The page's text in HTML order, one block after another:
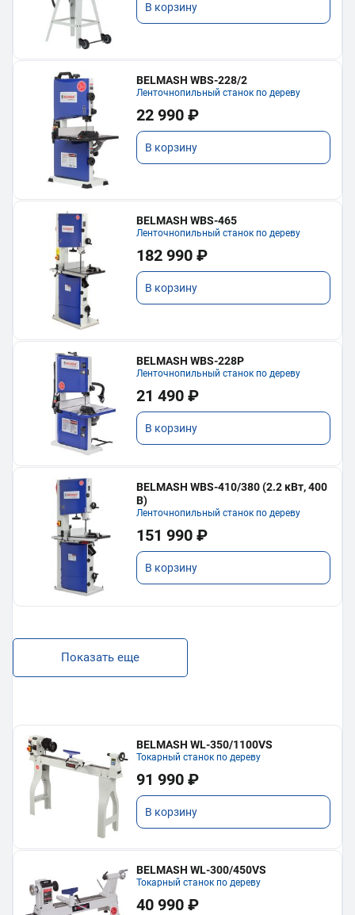
В корзину
BELMASH WBS-228/2
Ленточнопильный станок по дереву
22 990 ₽
В корзину
BELMASH WBS-465
Ленточнопильный станок по дереву
182 990 ₽
В корзину
BELMASH WBS-228P
Ленточнопильный станок по дереву
21 490 ₽
В корзину
BELMASH WBS-410/380 (2.2 кВт, 400
В)
Ленточнопильный станок по дереву
151 990 ₽
В корзину
Показать еще
BELMASH WL-350/1100VS
Токарный станок по дереву
91 990 ₽
В корзину
BELMASH WL-300/450VS
Токарный станок по дереву
40 990 ₽